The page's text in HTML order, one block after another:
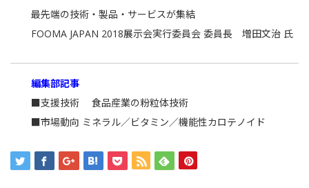
最先端の技術・製品・サービスが集結
FOOMA JAPAN 2018展示会実行委員会 委員長 増田文治 氏
編集部記事
■支援技術 食品産業の粉粒体技術
■市場動向 ミネラル／ビタミン／機能性カロテノイド